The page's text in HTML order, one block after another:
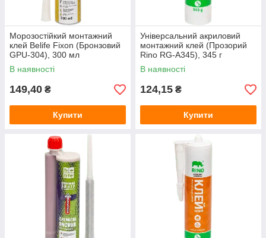
Морозостійкий монтажний
клей Belife Fixon (Бронзовий
GPU-304), 300 мл
В наявності
149,40 ₴
Купити
Універсальний акриловий
монтажний клей (Прозорий
Rino RG-A345), 345 г
В наявності
124,15 ₴
Купити